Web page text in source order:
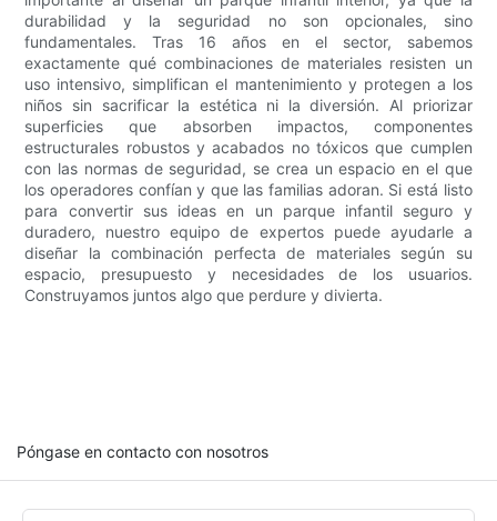
durabilidad y la seguridad no son opcionales, sino
fundamentales. Tras 16 años en el sector, sabemos
exactamente qué combinaciones de materiales resisten un
uso intensivo, simplifican el mantenimiento y protegen a los
niños sin sacrificar la estética ni la diversión. Al priorizar
superficies que absorben impactos, componentes
estructurales robustos y acabados no tóxicos que cumplen
con las normas de seguridad, se crea un espacio en el que
los operadores confían y que las familias adoran. Si está listo
para convertir sus ideas en un parque infantil seguro y
duradero, nuestro equipo de expertos puede ayudarle a
diseñar la combinación perfecta de materiales según su
espacio, presupuesto y necesidades de los usuarios.
Construyamos juntos algo que perdure y divierta.
Póngase en contacto con nosotros